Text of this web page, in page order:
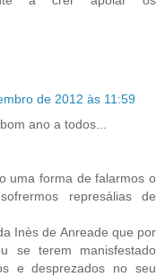
de 2012 às 11:59
ano a todos...
uma forma de falarmos o
represálias de
Inès de Anreade que por
se terem manisfestado
e desprezados no seu